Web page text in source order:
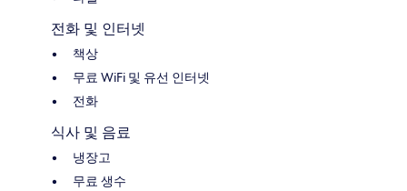
전화 및 인터넷
책상
무료 WiFi 및 유선 인터넷
전화
식사 및 음료
냉장고
무료 생수